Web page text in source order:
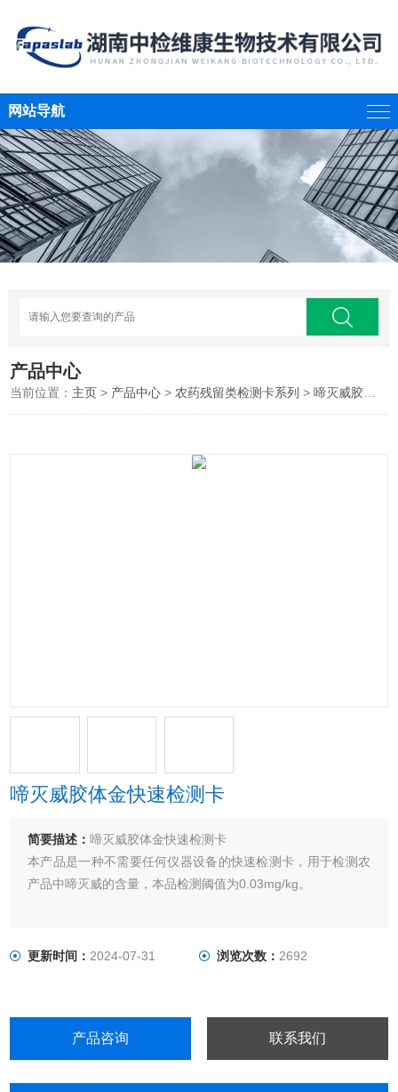
网站导航
产品中心
当前位置： 主页 > 产品中心 >农药残留类检测卡系列 >啼灭威胶体金快速检测卡
啼灭威胶体金快速检测卡
简要描述：啼灭威胶体金快速检测卡
本产品是一种不需要任何仪器设备的快速检测卡，用于检测农
产品中啼灭威的含量，本品检测阈值为0.03mg/kg。
更新时间：2024-07-31 浏览次数： 2692
产品咨询 联系我们